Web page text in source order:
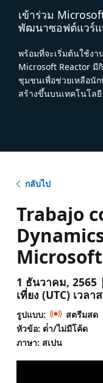
เข้าร่วม
พัฒนาซอฟต์แวร์
พร้อมที่จะเริ่มต้นใช้ง
Microsoft Reactor มี
ชุมชนเพื่อช่วยเหลือนั
สร้างขึ้นบนเทคโนโล
กลับไป
Trabajo
1 ธันวาคม, 2565
เที่ยง (UTC) เวล
รูปแบบ:
สตรีมสด
หัวข้อ: ต่ํา/ไม่มีโค้ด
ภาษา: สเปน